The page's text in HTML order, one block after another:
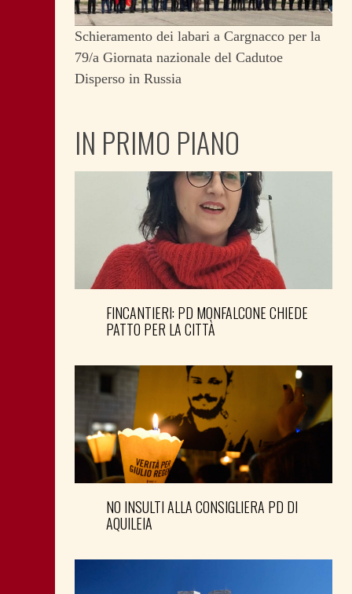
Schieramento dei labari a Cargnacco per la
79/a Giornata nazionale del Cadutoe
Disperso in Russia
IN PRIMO PIANO
FINCANTIERI: PD MONFALCONE CHIEDE
PATTO PER LA CITTÀ
NO INSULTI ALLA CONSIGLIERA PD DI
AQUILEIA